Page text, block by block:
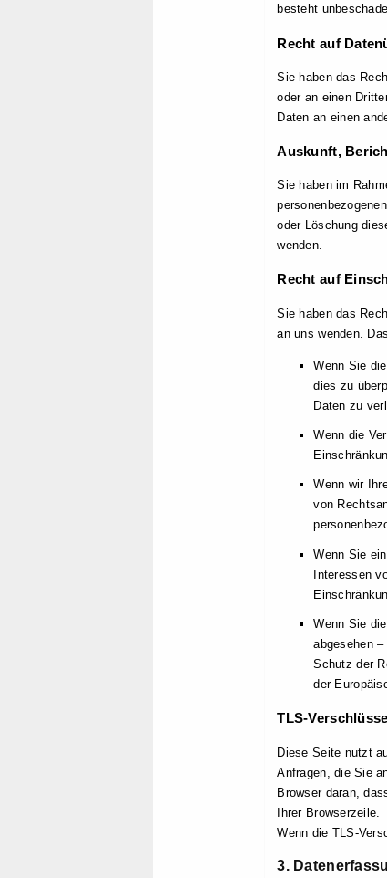
besteht
Recht auf
Sie haben das
oder an einen
Daten an einen
Auskunft,
Sie haben im
oder Löschung
wenden.
Recht auf
Sie haben das
an uns wenden.
Wenn Sie
dies zu
Daten zu
Wenn die
Wenn wir
von
Wenn Sie
Interessen
Wenn Sie
abgesehen
Schutz der
der
TLS-
Diese Seite nutzt
Anfragen, die Sie
Browser daran,
Ihrer Browserzeile.
Wenn die TLS-
3.